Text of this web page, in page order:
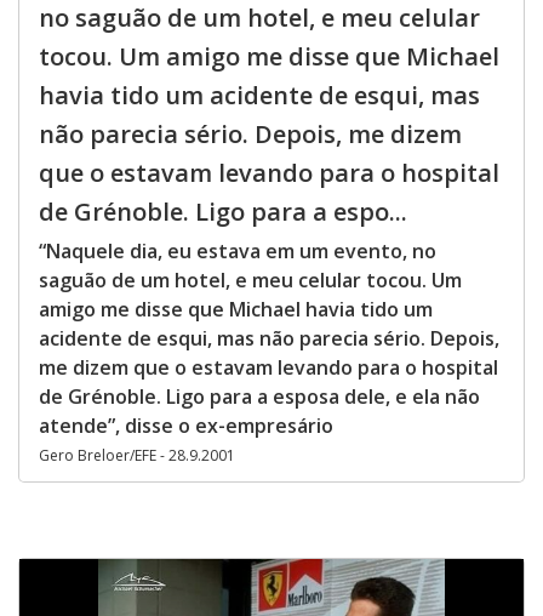
no saguão de um hotel, e meu celular
tocou. Um amigo me disse que Michael
havia tido um acidente de esqui, mas
não parecia sério. Depois, me dizem
que o estavam levando para o hospital
de Grénoble. Ligo para a espo...
“Naquele dia, eu estava em um evento, no
saguão de um hotel, e meu celular tocou. Um
amigo me disse que Michael havia tido um
acidente de esqui, mas não parecia sério. Depois,
me dizem que o estavam levando para o hospital
de Grénoble. Ligo para a esposa dele, e ela não
atende”, disse o ex-empresário
Gero Breloer/EFE - 28.9.2001